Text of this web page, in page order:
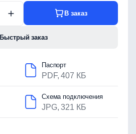
В заказ
Быстрый заказ
Паспорт
PDF, 407 КБ
Схема подключения
JPG, 321 КБ